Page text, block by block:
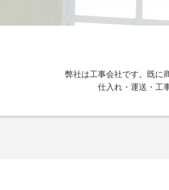
弊社は工事会社です。既に
仕入れ・運送・工